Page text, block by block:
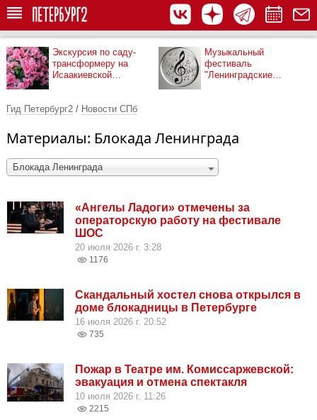
Экскурсия по саду-
трансформеру на
Исаакиевской
Музыкальный
фестиваль
"Ленинградские
Гид Петербург2 / Новости СПб
Материалы: Блокада Ленинграда
Блокада Ленинграда
«Ангелы Ладоги» отмечены за
операторскую работу на фестивале
ШОС
20 июля 2026 г. 3:28
1176
Скандальный хостел снова открылся в
доме блокадницы в Петербурге
16 июля 2026 г. 20:52
735
Пожар в Театре им. Комиссаржевской:
эвакуация и отмена спектакля
10 июля 2026 г. 11:26
2215